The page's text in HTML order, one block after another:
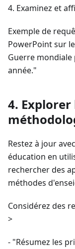
4. Examinez et
Exemple de
PowerPoint sur
Guerre mondiale
année."
4.
Restez à jour
éducation en
rechercher des
méthodes
Considérez des
>
- "Résumez les